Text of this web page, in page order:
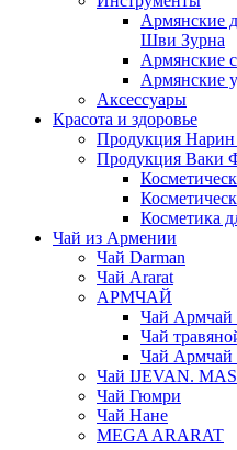
Армянские
Шви Зурна
Армянские
Армянские
Аксессуары
Красота и здоровье
Продукция
Продукция Ваки
Косметика
Чай из Армении
Чай Darman
Чай Ararat
АРМЧАЙ
Чай Армчай
Чай
Чай Армчай
Чай IJEVAN.
Чай Гюмри
Чай Нане
MEGA ARARAT